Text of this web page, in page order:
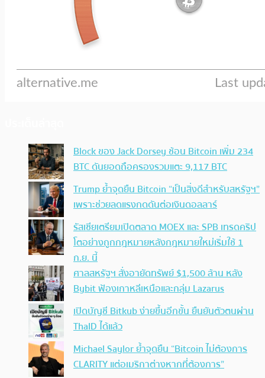
Block ของ Jack Dorsey ช้อน Bitcoin เพิ่ม 234
BTC ดันยอดถือครองรวมแตะ 9,117 BTC
Trump ย้ำจุดยืน Bitcoin “เป็นสิ่งดีสำหรับสหรัฐฯ”
เพราะช่วยลดแรงกดดันต่อเงินดอลลาร์
รัสเซียเตรียมเปิดตลาด MOEX และ SPB เทรดคริป
โตอย่างถูกกฎหมายหลังกฎหมายใหม่เริ่มใช้ 1
ก.ย. นี้
ศาลสหรัฐฯ สั่งอายัดทรัพย์ $1,500 ล้าน หลัง
Bybit ฟ้องเกาหลีเหนือและกลุ่ม Lazarus
เปิดบัญชี Bitkub ง่ายขึ้นอีกขั้น ยืนยันตัวตนผ่าน
ThaID ได้แล้ว
Michael Saylor ย้ำจุดยืน “Bitcoin ไม่ต้องการ
CLARITY แต่อเมริกาต่างหากที่ต้องการ”